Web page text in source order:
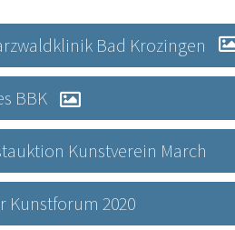
Bad Krozingen
BBK
Kunstverein March
Kunstforum 2020